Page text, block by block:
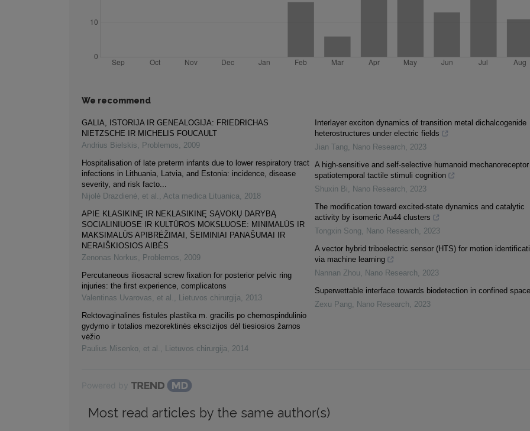
We recommend
GALIA, ISTORIJA IR GENEALOGIJA: FRIEDRICHAS
NIETZSCHE IR MICHELIS FOUCAULT
Andrius Bielskis, Problemos, 2009
Hospitalisation of late preterm infants due to lower respiratory tract
infections in Lithuania, Latvia, and Estonia: incidence, disease
severity, and risk facto...
Nijolė Drazdienė, et al. , Acta medica Lituanica, 2018
APIE KLASIKINĘ IR NEKLASIKINĘ SĄVOKŲ DARYBĄ
SOCIALINIUOSE IR KULTŪROS MOKSLUOSE: MINIMALŪS IR
MAKSIMALŪS APIBRĖŽIMAI, ŠEIMINIAI PANAŠUMAI IR
NERAIŠKIOSIOS AIBĖS
Zenonas Norkus, Problemos, 2009
Percutaneous iliosacral screw fixation for posterior pelvic ring
injuries: the first experience, complicatons
Valentinas Uvarovas, et al. , Lietuvos chirurgija, 2013
Rektovaginalinės fistulės plastika m. gracilis po chemospindulinio
gydymo ir totalios mezorektinės ekscizijos dėl tiesiosios žarnos
vėžio
Paulius Misenko, et al. , Lietuvos chirurgija, 2014
Interlayer exciton dynamics of transition metal dichalcogenide
heterostructures under electric fields
Jian Tang, Nano Research, 2023
A high-sensitive and self-selective humanoid
spatiotemporal tactile stimuli cognition
Shuxin Bi, Nano Research, 2023
The modification toward excited-state dynamics and catalytic
activity by isomeric Au44 clusters
Tongxin Song, Nano Research, 2023
A vector hybrid triboelectric sensor (HTS) for motion
via machine learning
Nannan Zhou, Nano Research, 2023
Superwettable interface towards biodetection in confined space
Zexu Pang, Nano Research, 2023
Most read articles by the same author(s)